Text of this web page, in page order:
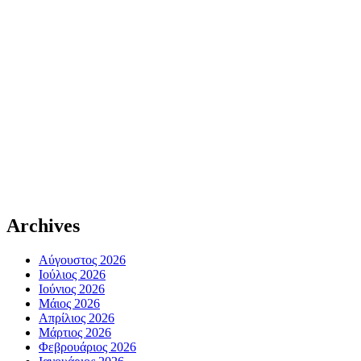
Archives
Αύγουστος 2026
Ιούλιος 2026
Ιούνιος 2026
Μάιος 2026
Απρίλιος 2026
Μάρτιος 2026
Φεβρουάριος 2026